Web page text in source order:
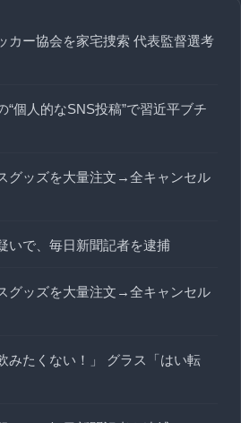
カー協会を家宅捜索 代表監督選考
“個人的なSNS投稿”で習近平ブチ
グッズを大量注文→全キャンセル
いで、毎日新聞記者を逮捕
グッズを大量注文→全キャンセル
みたくない！」 グラス「はい転